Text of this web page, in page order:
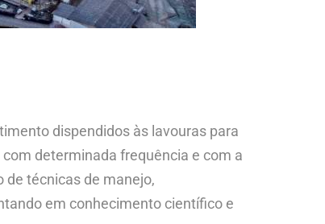
dispendidos às lavouras para
determinada frequência e com a
de técnicas de manejo,
em conhecimento científico e